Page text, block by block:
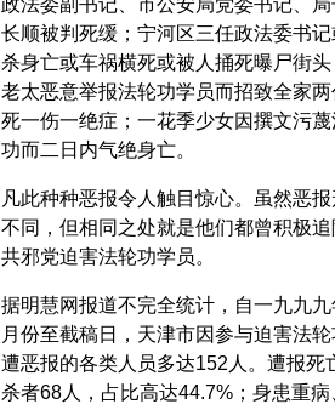
政法委副书记、市公安局党委书记、局
长顺被判死缓；宁河区三任政法委书记
杀身亡或车祸横死或被人捅死曝尸街头
老太恶意举报法轮功学员而招致全家两
死一伤一绝症；一花季少女因撰文污蔑
功而二日内气绝身亡。
凡此种种恶报令人触目惊心。虽然恶
不同，但相同之处就是他们都曾积极追
共邪党迫害法轮功学员。
据明慧网报道不完全统计，自一九九九
月份至截稿日，天津市因参与迫害法
遭恶报的各类人员多达152人。遭报死
杀者68人，占比高达44.7%；身患重病